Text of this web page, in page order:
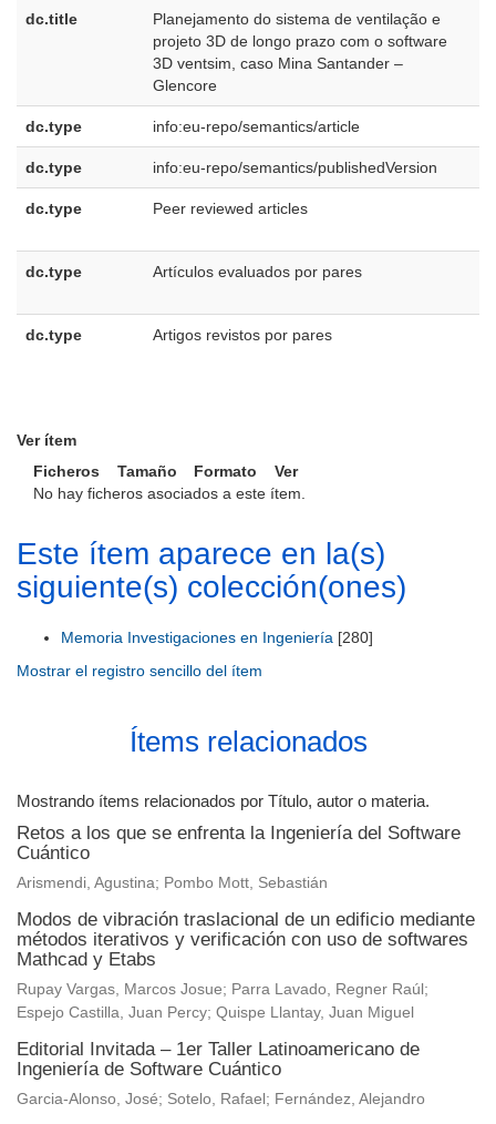
dc.title
Planejamento do sistema de ventilação e
projeto 3D de longo prazo com o software
3D ventsim, caso Mina Santander –
Glencore
dc.type info:eu-repo/semantics/article
dc.type info:eu-repo/semantics/publishedVersion
dc.type Peer reviewed articles
dc.type Artículos evaluados por pares
dc.type Artigos revistos por pares
Ver ítem
Ficheros
Tamaño Formato
Ver
No hay ficheros asociados a este ítem.
Este ítem aparece en la(s)
siguiente(s) colección(ones)
Memoria Investigaciones en Ingeniería [280]
Mostrar el registro sencillo del ítem
Ítems relacionados
Mostrando ítems relacionados por Título, autor o materia.
Retos a los que se enfrenta la Ingeniería del Software
Cuántico
Arismendi, Agustina; Pombo Mott, Sebastián
Modos de vibración traslacional de un edificio mediante
métodos iterativos y verificación con uso de softwares
Mathcad y Etabs
Rupay Vargas, Marcos Josue; Parra Lavado, Regner Raúl;
Espejo Castilla, Juan Percy; Quispe Llantay, Juan Miguel
Editorial Invitada – 1er Taller Latinoamericano de
Ingeniería de Software Cuántico
Garcia-Alonso, José; Sotelo, Rafael; Fernández, Alejandro